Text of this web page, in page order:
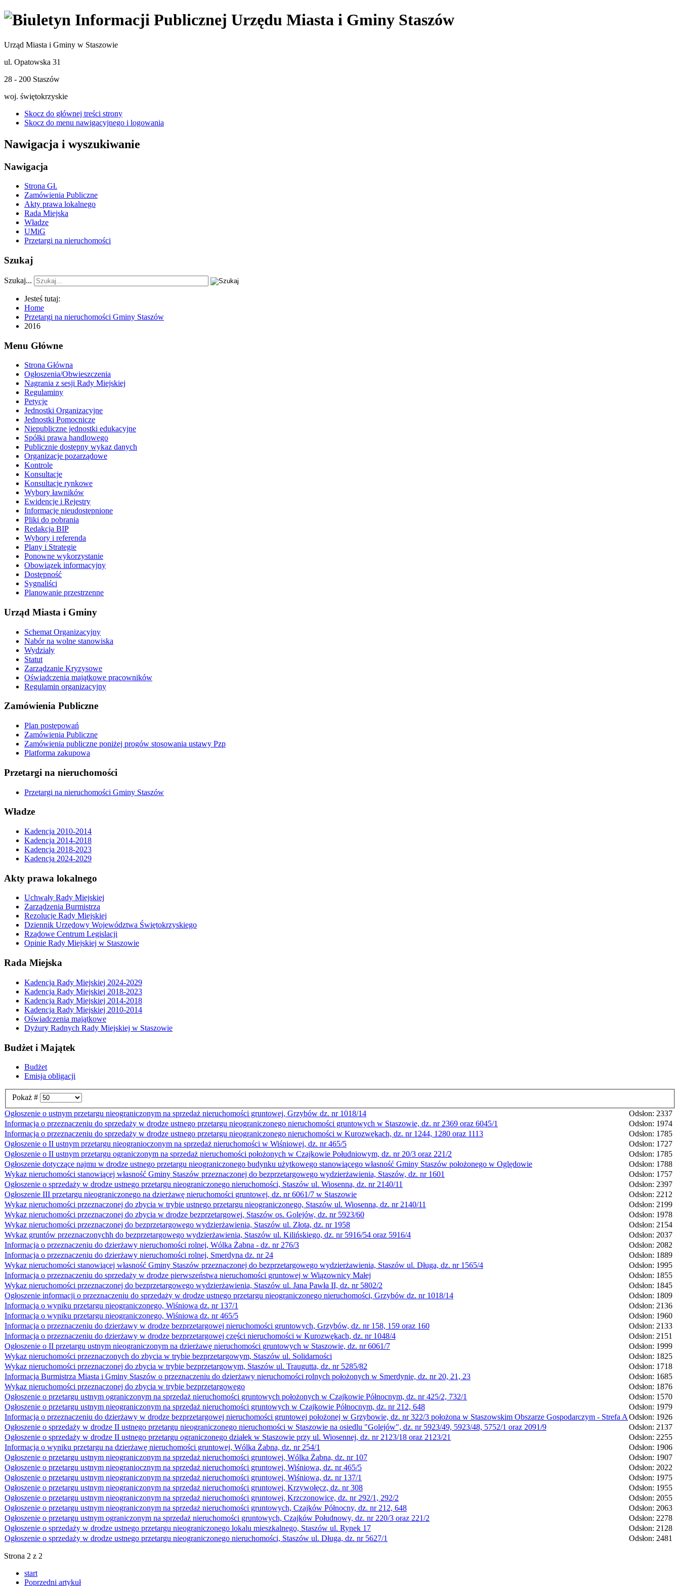
Urząd Miasta i Gminy w Staszowie
ul. Opatowska 31
28 - 200 Staszów
woj. świętokrzyskie
Skocz do głównej treści strony
Skocz do menu nawigacyjnego i logowania
Nawigacja i wyszukiwanie
Nawigacja
Strona Gł.
Zamówienia Publiczne
Akty prawa lokalnego
Rada Miejska
Władze
UMiG
Przetargi na nieruchomości
Szukaj
Szukaj...
Jesteś tutaj:
Home
Przetargi na nieruchomości Gminy Staszów
2016
Menu Główne
Strona Główna
Ogłoszenia/Obwieszczenia
Nagrania z sesji Rady Miejskiej
Regulaminy
Petycje
Jednostki Organizacyjne
Jednostki Pomocnicze
Niepubliczne jednostki edukacyjne
Spółki prawa handlowego
Publicznie dostępny wykaz danych
Organizacje pozarządowe
Kontrole
Konsultacje
Konsultacje rynkowe
Wybory ławników
Ewidencje i Rejestry
Informacje nieudostępnione
Pliki do pobrania
Redakcja BIP
Wybory i referenda
Plany i Strategie
Ponowne wykorzystanie
Obowiązek informacyjny
Dostępność
Sygnaliści
Planowanie przestrzenne
Urząd Miasta i Gminy
Schemat Organizacyjny
Nabór na wolne stanowiska
Wydziały
Statut
Zarządzanie Kryzysowe
Oświadczenia majątkowe pracowników
Regulamin organizacyjny
Zamówienia Publiczne
Plan postępowań
Zamówienia Publiczne
Zamówienia publiczne poniżej progów stosowania ustawy Pzp
Platforma zakupowa
Przetargi na nieruchomości
Przetargi na nieruchomości Gminy Staszów
Władze
Kadencja 2010-2014
Kadencja 2014-2018
Kadencja 2018-2023
Kadencja 2024-2029
Akty prawa lokalnego
Uchwały Rady Miejskiej
Zarządzenia Burmistrza
Rezolucje Rady Miejskiej
Dziennik Urzędowy Województwa Świętokrzyskiego
Rządowe Centrum Legislacji
Opinie Rady Miejskiej w Staszowie
Rada Miejska
Kadencja Rady Miejskiej 2024-2029
Kadencja Rady Miejskiej 2018-2023
Kadencja Rady Miejskiej 2014-2018
Kadencja Rady Miejskiej 2010-2014
Oświadczenia majątkowe
Dyżury Radnych Rady Miejskiej w Staszowie
Budżet i Majątek
Budżet
Emisja obligacji
Pokaż #
Ogłoszenie o ustnym przetargu nieograniczonym na sprzedaż nieruchomości gruntowej, Grzybów dz. nr 1018/14
Odsłon: 2337
Informacja o przeznaczeniu do sprzedaży w drodze ustnego przetargu nieograniczonego nieruchomości gruntowych w Staszowie, dz. nr 2369 oraz 6045/1
Odsłon: 1974
Informacja o przeznaczeniu do sprzedaży w drodze ustnego przetargu nieograniczonego nieruchomości w Kurozwękach, dz. nr 1244, 1280 oraz 1113
Odsłon: 1785
Ogłoszenie o II ustnym przetargu nieogranioczonym na sprzedaż nieruchomości w Wiśniowej, dz. nr 465/5
Odsłon: 1727
Ogłoszenie o II ustnym przetargu ograniczonym na sprzedaż nieruchomości położonych w Czajkowie Południowym, dz. nr 20/3 oraz 221/2
Odsłon: 1785
Ogłoszenie dotyczące najmu w drodze ustnego przetargu nieograniczonego budynku użytkowego stanowiącego własność Gminy Staszów położonego w Oględowie
Odsłon: 1788
Wykaz nieruchomości stanowiącej własność Gminy Staszów przeznaczonej do bezprzetargowego wydzierżawienia, Staszów, dz. nr 1601
Odsłon: 1757
Ogłoszenie o sprzedaży w drodze ustnego przetargu nieograniczonego nieruchomości, Staszów ul. Wiosenna, dz. nr 2140/11
Odsłon: 2397
Ogłoszenie III przetargu nieograniczonego na dzierżawę nieruchomości gruntowej, dz. nr 6061/7 w Staszowie
Odsłon: 2212
Wykaz nieruchomości przeznaczonej do zbycia w trybie ustnego przetargu nieograniczonego, Staszów ul. Wiosenna, dz. nr 2140/11
Odsłon: 2199
Wykaz nieruchomości przeznaczonej do zbycia w drodze bezprzetargowej, Staszów os. Golejów, dz. nr 5923/60
Odsłon: 1978
Wykaz nieruchomości przeznaczonej do bezprzetargowego wydzierżawienia, Staszów ul. Złota, dz. nr 1958
Odsłon: 2154
Wykaz gruntów przeznaczonychh do bezprzetargowego wydzierżawienia, Staszów ul. Kilińskiego, dz. nr 5916/54 oraz 5916/4
Odsłon: 2037
Informacja o przeznaczeniu do dzierżawy nieruchomości rolnej, Wólka Żabna - dz. nr 276/3
Odsłon: 2082
Informacja o przeznaczeniu do dzierżawy nieruchomości rolnej, Smerdyna dz. nr 24
Odsłon: 1889
Wykaz nieruchomości stanowiącej własność Gminy Staszów przeznaczonej do bezprzetargowego wydzierżawienia, Staszów ul. Długa, dz. nr 1565/4
Odsłon: 1995
Informacja o przeznaczeniu do sprzedaży w drodze pierwszeństwa nieruchomości gruntowej w Wiązownicy Małej
Odsłon: 1855
Wykaz nieruchomości przeznaczonej do bezprzetargowego wydzierżawienia, Staszów ul. Jana Pawła II, dz. nr 5802/2
Odsłon: 1845
Ogłoszenie informacji o przeznaczeniu do sprzedaży w drodze ustnego przetargu nieograniczonego nieruchomości, Grzybów dz. nr 1018/14
Odsłon: 1809
Informacja o wyniku przetargu nieograniczonego, Wiśniowa dz. nr 137/1
Odsłon: 2136
Informacja o wyniku przetargu nieograniczonego, Wiśniowa dz. nr 465/5
Odsłon: 1960
Informacja o przeznaczeniu do dzierżawy w drodze bezprzetargowej nieruchomości gruntowych, Grzybów, dz. nr 158, 159 oraz 160
Odsłon: 2133
Informacja o przeznaczeniu do dzierżawy w drodze bezprzetargowej części nieruchomości w Kurozwękach, dz. nr 1048/4
Odsłon: 2151
Ogłoszenie o II przetargu ustnym nieograniczonym na dzierżawę nieruchomości gruntowych w Staszowie, dz. nr 6061/7
Odsłon: 1999
Wykaz nieruchomości przeznaczonych do zbycia w trybie bezprzetargowym, Staszów ul. Solidarności
Odsłon: 1825
Wykaz nieruchomości przeznaczonej do zbycia w trybie bezprzetargowym, Staszów ul. Traugutta, dz. nr 5285/82
Odsłon: 1718
Informacja Burmistrza Miasta i Gminy Staszów o przeznaczeniu do dzierżawy nieruchomości rolnych położonych w Smerdynie, dz. nr 20, 21, 23
Odsłon: 1685
Wykaz nieruchomości przeznaczonej do zbycia w trybie bezprzetargowego
Odsłon: 1876
Ogłoszenie o przetargu ustnym ograniczonym na sprzedaż nieruchomości gruntowych położonych w Czajkowie Północnym, dz. nr 425/2, 732/1
Odsłon: 1570
Ogłoszenie o przetargu ustnym nieograniczonym na sprzedaż nieruchomości gruntowych w Czajkowie Północnym, dz. nr 212, 648
Odsłon: 1979
Informacja o przeznaczeniu do dzierżawy w drodze bezprzetargowej nieruchomości gruntowej położonej w Grzybowie, dz. nr 322/3 położona w Staszowskim Obszarze Gospodarczym - Strefa A Odsłon: 1926
Ogłoszenie o sprzedaży w drodze II ustnego przetargu nieograniczonego nieruchomości w Staszowie na osiedlu "Golejów", dz. nr 5923/49, 5923/48, 5752/1 oraz 2091/9
Odsłon: 2137
Ogłoszenie o sprzedaży w drodze II ustnego przetargu ograniczonego działek w Staszowie przy ul. Wiosennej, dz. nr 2123/18 oraz 2123/21
Odsłon: 2255
Informacja o wyniku przetargu na dzierżawę nieruchomości gruntowej, Wólka Żabna, dz. nr 254/1
Odsłon: 1906
Ogłoszenie o przetargu ustnym nieograniczonym na sprzedaż nieruchomości gruntowej, Wólka Żabna, dz. nr 107
Odsłon: 1907
Ogłoszenie o przetargu ustnym nieograniocznym na sprzedaż nieruchomości gruntowej, Wiśniowa, dz. nr 465/5
Odsłon: 2022
Ogłoszenie o przetargu ustnym nieograniczonym na sprzedaż nieruchomości gruntowej, Wiśniowa, dz. nr 137/1
Odsłon: 1975
Ogłoszenie o przetargu ustnym nieograniczonym na sprzedaż nieruchomości gruntowej, Krzywołęcz, dz. nr 308
Odsłon: 1955
Ogłoszenie o przetargu ustnym nieograniczonym na sprzedaż nieruchomości gruntowej, Krzczonowice, dz. nr 292/1, 292/2
Odsłon: 2055
Ogłoszenie o przetargu ustnym nieograniczonym na sprzedaż nieruchomości gruntowych, Czajków Północny, dz. nr 212, 648
Odsłon: 2063
Ogłoszenie o przetargu ustnym ograniczonym na sprzedaż nieruchomości gruntowych, Czajków Połudnowy, dz. nr 220/3 oraz 221/2
Odsłon: 2278
Ogłoszenie o sprzedaży w drodze ustnego przetargu nieograniczonego lokalu mieszkalnego, Staszów ul. Rynek 17
Odsłon: 2128
Ogłoszenie o sprzedaży w drodze ustnego przetargu nieograniczonego nieruchomości, Staszów ul. Długa, dz. nr 5627/1
Odsłon: 2481
Strona 2 z 2
start
Poprzedni artykuł